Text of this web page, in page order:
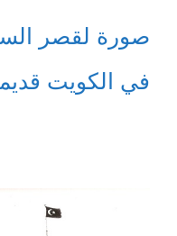
صورة لقصر
في الكويت